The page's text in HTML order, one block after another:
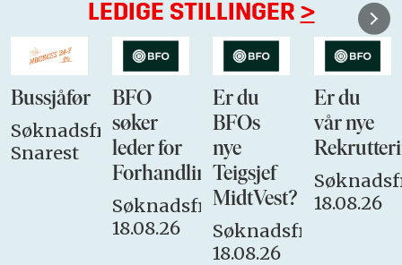
LEDIGE STILLINGER >
Bussjåfør
Søknadsfrist:
Snarest
BFO
søker
leder for
Forhandlingsutvalget
Søknadsfrist:
18.08.26
Er du
BFOs
nye
Teigsjef
MidtVest?
Søknadsfrist:
18.08.26
Er du
vår nye
18.08.26